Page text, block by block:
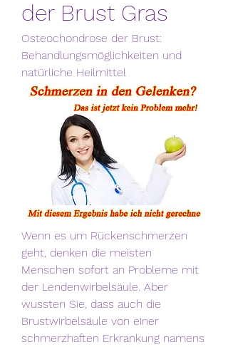
der Brust Gras
Osteochondrose der Brust:
Behandlungsmöglichkeiten und
natürliche Heilmittel
Wenn es um Rückenschmerzen
geht, denken die meisten
Menschen sofort an Probleme mit
der Lendenwirbelsäule. Aber
wussten Sie, dass auch die
Brustwirbelsäule von einer
schmerzhaften Erkrankung namens